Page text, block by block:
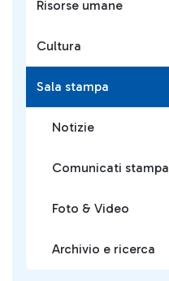
Risorse umane
Cultura
Sala stampa
Notizie
Comunicati stampa
Foto & Video
Archivio e ricerca